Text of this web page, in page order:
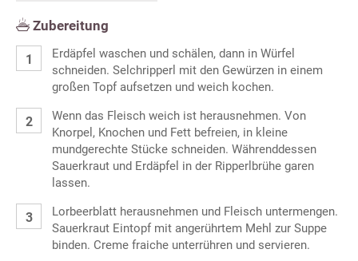
Zubereitung
Erdäpfel waschen und schälen, dann in Würfel
schneiden. Selchripperl mit den Gewürzen in einem
großen Topf aufsetzen und weich kochen.
Wenn das Fleisch weich ist herausnehmen. Von
Knorpel, Knochen und Fett befreien, in kleine
mundgerechte Stücke schneiden. Währenddessen
Sauerkraut und Erdäpfel in der Ripperlbrühe garen
lassen.
Lorbeerblatt herausnehmen und Fleisch untermengen.
Sauerkraut Eintopf mit angerührtem Mehl zur Suppe
binden. Creme fraiche unterrühren und servieren.